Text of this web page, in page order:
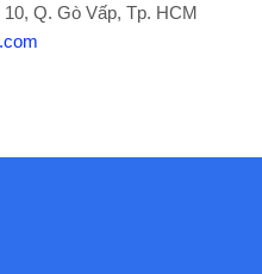
Q. Gò Vấp, Tp. HCM